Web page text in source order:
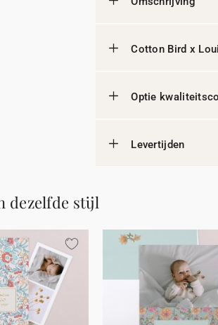
Cotton Bird x
Optie
Levertijden
dezelfde stijl